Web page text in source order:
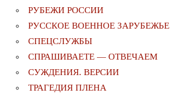
РУБЕЖИ РОССИИ
РУССКОЕ ВОЕННОЕ ЗАРУБЕЖЬЕ
СПЕЦСЛУЖБЫ
СПРАШИВАЕТЕ — ОТВЕЧАЕМ
СУЖДЕНИЯ. ВЕРСИИ
ТРАГЕДИЯ ПЛЕНА